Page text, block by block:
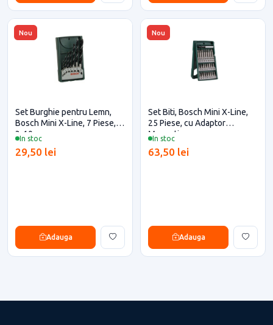
Nou
In stoc
Set Burghie pentru Lemn,
Bosch Mini X-Line, 7 Piese,
3-10 mm
29,50 lei
Adauga
Nou
In stoc
Set Biti, Bosch Mini X-Line,
25 Piese, cu Adaptor
Magnetic
63,50 lei
Adauga